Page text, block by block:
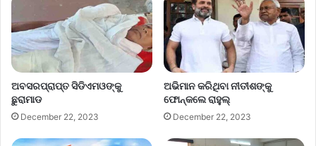
ଅବସରପ୍ରାପ୍ତ ସିଡିଏମଓଙ୍କୁ
ଛୁରାମାଡ
December 22, 2023
ଅଭିମାନ କରିଥିବା ନୀତୀଶଙ୍କୁ
ଫୋନ୍‌କଲେ ରାହୁଲ୍‌
December 22, 2023